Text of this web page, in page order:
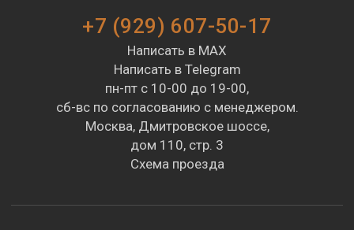
+7 (929) 607-50-17
Написать в MAX
Написать в Telegram
пн-пт с 10-00 до 19-00,
сб-вс по согласованию с менеджером.
Москва, Дмитровское шоссе,
дом 110, стр. 3
Схема проезда